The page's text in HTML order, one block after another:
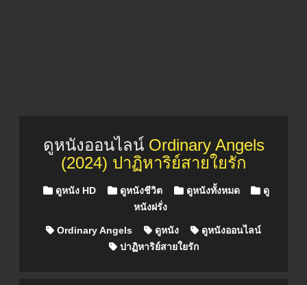
ดูหนังออนไลน์ Ordinary Angels
(2024) ปาฏิหาริย์สายใยรัก
Posted in
ดูหนัง HD ดูหนังชีวิต ดูหนังทั้งหมด
ดู
หนังฝรั่ง
Ordinary Angels ดูหนัง
ดูหนังออนไลน์
ปาฏิหาริย์สายใยรัก